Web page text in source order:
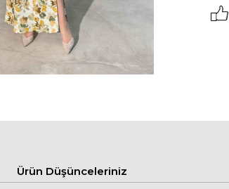
Ürün Düşünceleriniz